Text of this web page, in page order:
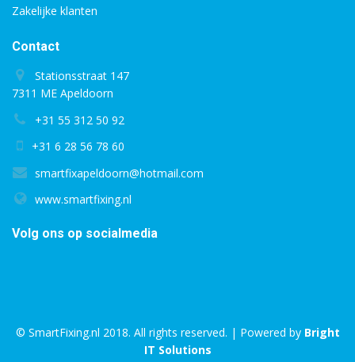
Zakelijke klanten
Contact
Stationsstraat 147
7311 ME Apeldoorn
+31 55 312 50 92
+31 6 28 56 78 60
smartfixapeldoorn@hotmail.com
www.smartfixing.nl
Volg ons op socialmedia
© SmartFixing.nl 2018. All rights reserved. | Powered by Bright
IT Solutions